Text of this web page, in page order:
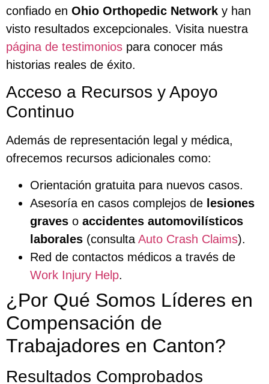
confiado en Ohio Orthopedic Network y han
visto resultados excepcionales. Visita nuestra
página de testimonios para conocer más
historias reales de éxito.
Acceso a Recursos y Apoyo
Continuo
Además de representación legal y médica,
ofrecemos recursos adicionales como:
Orientación gratuita para nuevos casos.
Asesoría en casos complejos de lesiones
graves o accidentes automovilísticos
laborales (consulta Auto Crash Claims).
Red de contactos médicos a través de
Work Injury Help.
¿Por Qué Somos Líderes en
Compensación de
Trabajadores en Canton?
Resultados Comprobados